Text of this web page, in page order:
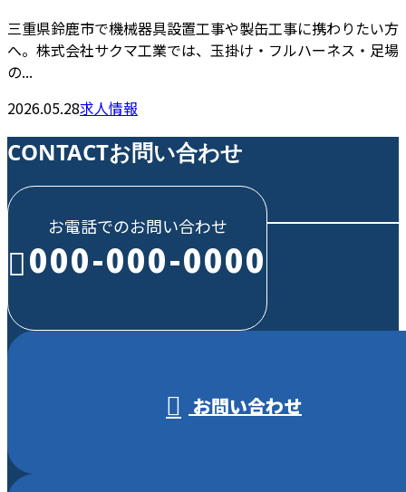
三重県鈴鹿市で機械器具設置工事や製缶工事に携わりたい方
へ。株式会社サクマ工業では、玉掛け・フルハーネス・足場
の...
2026.05.28求人情報
CONTACTお問い合わせ
お電話でのお問い合わせ
000-000-0000
お問い合わせ